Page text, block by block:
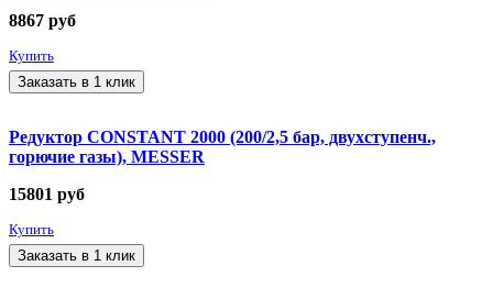
8867 руб
Купить
Заказать в 1 клик
Редуктор CONSTANT 2000 (200/2,5 бар, двухступенч.,
горючие газы), MESSER
15801 руб
Купить
Заказать в 1 клик